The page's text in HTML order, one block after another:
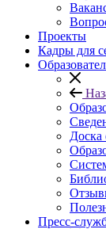
Проекты
Кадры для
Доска
Пресс-